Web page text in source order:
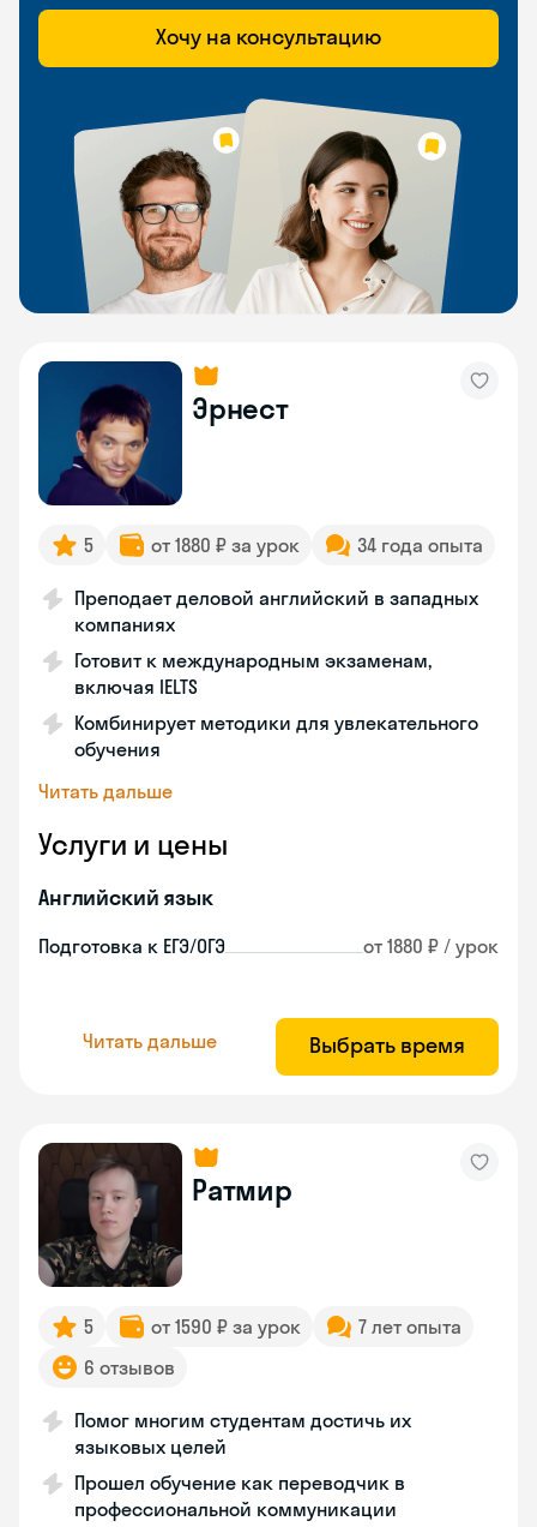
Хочу на консультацию
Эрнест
5 от 1880 ₽ за урок 34 года опыта
Преподает деловой английский в западных
компаниях
Готовит к международным экзаменам,
включая IELTS
Комбинирует методики для увлекательного
обучения
Читать дальше
Услуги и цены
Английский язык
Подготовка к ЕГЭ/ОГЭ от 1880 ₽ / урок
Читать дальше Выбрать время
Ратмир
5 от 1590 ₽ за урок
7 лет опыта
6 отзывов
Помог многим студентам достичь их
языковых целей
Прошел обучение как переводчик в
профессиональной коммуникации